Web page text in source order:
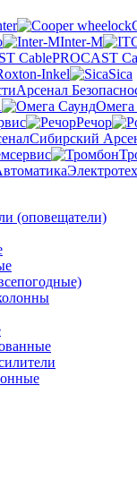
Inter-M
PROCAST
Inkel
Sica
Арсенал
Омега
Речор
Сибирский
(оповещатели)